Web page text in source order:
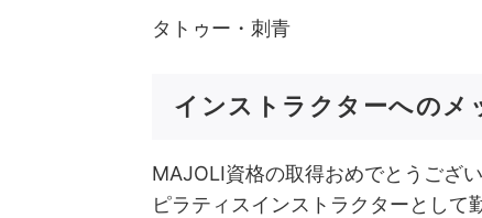
タトゥー・刺青
インストラクターへのメ
MAJOLI資格の取得おめでとうござい
ピラティスインストラクターとし